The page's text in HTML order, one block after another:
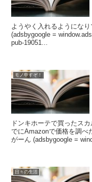
ようやく入れるようにな
(adsbygoogle =
pub-19051...
モノ申すぞ！
ドンキホーテで買ったス
でにAmazonで価格を調べ
がーん (adsbygoogle =
日々の生活